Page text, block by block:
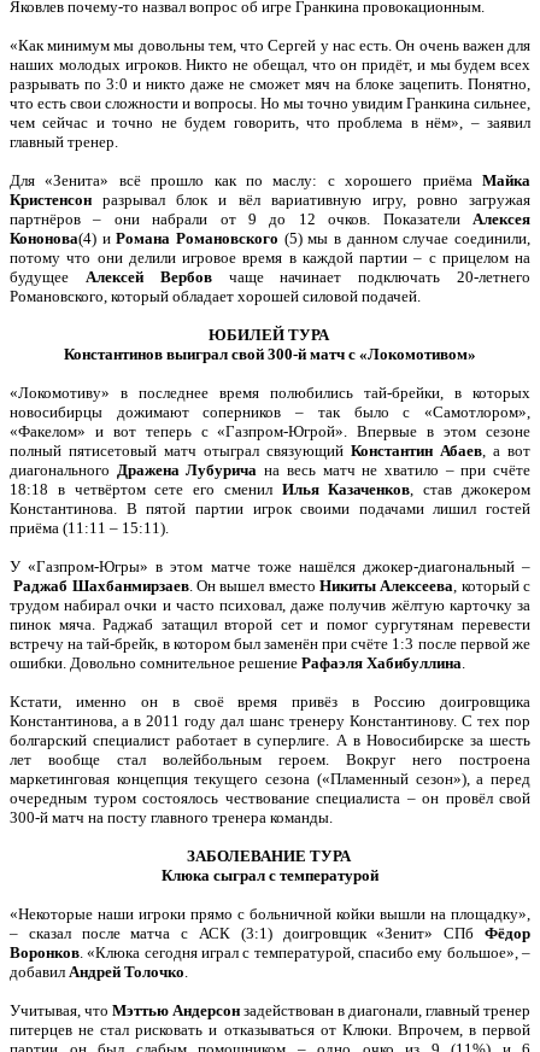
Яковлев почему-то назвал вопрос об игре Гранкина провокационным.
«Как минимум мы довольны тем, что Сергей у нас есть. Он очень важен для
наших молодых игроков. Никто не обещал, что он придёт, и мы будем всех
разрывать по 3:0 и никто даже не сможет мяч на блоке зацепить. Понятно,
что есть свои сложности и вопросы. Но мы точно увидим Гранкина сильнее,
чем сейчас и точно не будем говорить, что проблема в нём», – заявил
главный тренер.
Для «Зенита» всё прошло как по маслу: с хорошего приёма Майка
Кристенсон разрывал блок и вёл вариативную игру, ровно загружая
партнёров – они набрали от 9 до 12 очков. Показатели Алексея
Кононова(4) иРомана Романовского (5) мы в данном случае соединили,
потому что они делили игровое время в каждой партии – с прицелом на
будущее Алексей Вербовчаще начинает подключать 20-летнего
Романовского, который обладает хорошей силовой подачей.
ЮБИЛЕЙ ТУРА
Константинов выиграл свой 300-й матч с «Локомотивом»
«Локомотиву» в последнее время полюбились тай-брейки, в которых
новосибирцы дожимают соперников – так было с «Самотлором»,
«Факелом» и вот теперь с «Газпром-Югрой». Впервые в этом сезоне
полный пятисетовый матч отыграл связующий Константин Абаев, а вот
диагонального Дражена Лубурича на весь матч не хватило – при счёте
18:18 в четвёртом сете его сменил Илья Казаченков, став джокером
Константинова. В пятой партии игрок своими подачами лишил гостей
приёма (11:11 – 15:11).
У «Газпром-Югры» в этом матче тоже нашёлся джокер-диагональный –
Раджаб Шахбанмирзаев. Он вышел вместоНикиты Алексеева, который с
трудом набирал очки и часто психовал, даже получив жёлтую карточку за
пинок мяча. Раджаб затащил второй сет и помог сургутянам перевести
встречу на тай-брейк, в котором был заменён при счёте 1:3 после первой же
ошибки. Довольно сомнительное решение Рафаэля Хабибуллина.
Кстати, именно он в своё время привёз в Россию доигровщика
Константинова, а в 2011 году дал шанс тренеру Константинову. С тех пор
болгарский специалист работает в суперлиге. А в Новосибирске за шесть
лет вообще стал волейбольным героем. Вокруг него построена
маркетинговая концепция текущего сезона («Пламенный сезон»), а перед
очередным туром состоялось чествование специалиста – он провёл свой
300-й матч на посту главного тренера команды.
ЗАБОЛЕВАНИЕ ТУРА
Клюка сыграл с температурой
«Некоторые наши игроки прямо с больничной койки вышли на площадку»,
– сказал после матча с АСК (3:1) доигровщик «Зенит» СПб Фёдор
Воронков. «Клюка сегодня играл с температурой, спасибо ему большое», –
добавил Андрей Толочко.
Учитывая, что Мэттью Андерсон задействован в диагонали, главный тренер
питерцев не стал рисковать и отказываться от Клюки. Впрочем, в первой